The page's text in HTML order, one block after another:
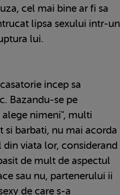
cel mai bine ar fi sa
lipsa sexului intr-un
lui.
incep sa
Bazandu-se pe
nimeni", multi
si barbati, nu mai acorda
viata lor, considerand
de mult de aspectul
sau nu, partenerului ii
de care s-a